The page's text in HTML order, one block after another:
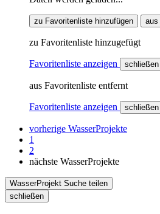
zu Favoritenliste hinzufügen aus
zu Favoritenliste hinzugefügt
Favoritenliste anzeigen schließen
aus Favoritenliste entfernt
Favoritenliste anzeigen schließen
vorherige WasserProjekte
1
2
nächste WasserProjekte
WasserProjekt Suche teilen
schließen